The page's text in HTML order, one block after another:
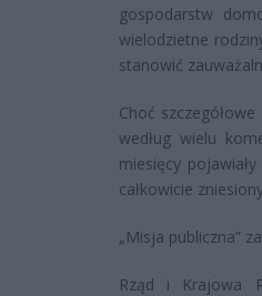
gospodarstw
wielodzietne
stanowić
Choć
według wielu
miesięcy
całkowicie
„Misja publiczna”
Rząd i Krajowa